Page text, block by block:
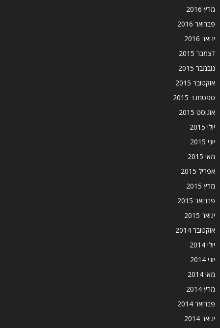
מרץ 2016
פברואר 2016
ינואר 2016
דצמבר 2015
נובמבר 2015
אוקטובר 2015
ספטמבר 2015
אוגוסט 2015
יולי 2015
יוני 2015
מאי 2015
אפריל 2015
מרץ 2015
פברואר 2015
ינואר 2015
אוקטובר 2014
יולי 2014
יוני 2014
מאי 2014
מרץ 2014
פברואר 2014
ינואר 2014